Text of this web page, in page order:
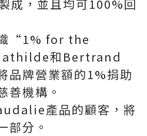
成，並且均可100%回
“1% for the
和Bertrand
品牌營業額的1%捐助
善機構。
產品的顧客，將
部分。